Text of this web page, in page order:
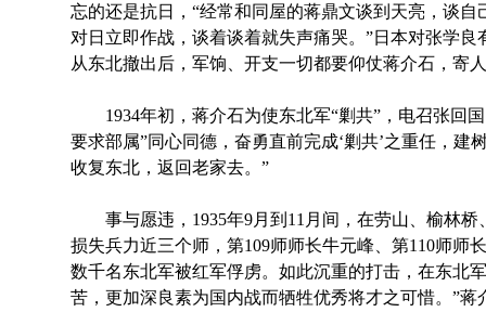
忘的还是抗日，“经常和同屋的蒋鼎文谈到天亮，谈
对日立即作战，谈着谈着就失声痛哭。”日本对张学
从东北撤出后，军饷、开支一切都要仰仗蒋介石，寄
1934年初，蒋介石为使东北军“剿共”，电召张回国
要求部属”同心同德，奋勇直前完成‘剿共’之重任，建
收复东北，返回老家去。”
事与愿违，1935年9月到11月间，在劳山、榆林桥
损失兵力近三个师，第109师师长牛元峰、第110师师
数千名东北军被红军俘虏。如此沉重的打击，在东北
苦，更加深良素为国内战而牺牲优秀将才之可惜。”